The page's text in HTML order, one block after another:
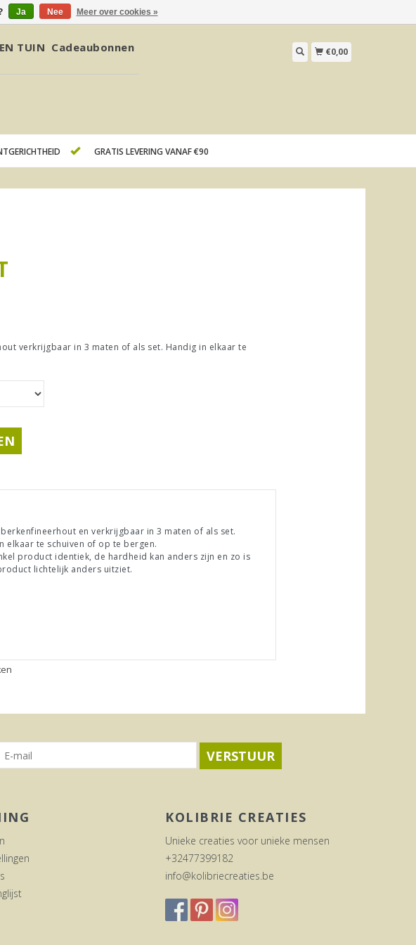
TUIN Cadeaubonnen
€0,00
GRATIS LEVERING VANAF €90
verkrijgbaar in 3 maten of als set. Handig in elkaar te
en verkrijgbaar in 3 maten of als set.
elkaar te schuiven of op te bergen.
product identiek, de hardheid kan anders zijn en zo is
lichtelijk anders uitziet.
VERSTUUR
KOLIBRIE CREATIES
Unieke creaties voor unieke mensen
+32477399182
info@kolibriecreaties.be
Ja Nee Meer over cookies »